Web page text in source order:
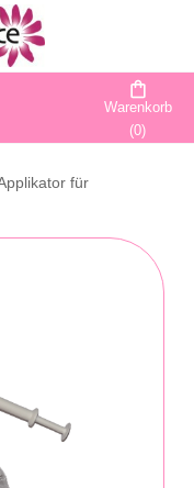
shopping_bag
Warenkorb
(0)
für